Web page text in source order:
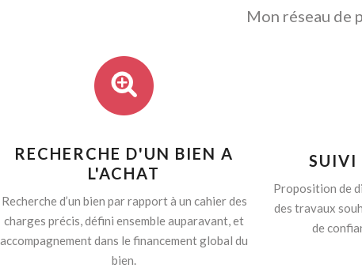
Mon réseau de
RECHERCHE D'UN BIEN A
L'ACHAT
Recherche d’un bien par rapport à un cahier des
charges précis, défini ensemble auparavant, et
accompagnement dans le financement global du
bien.
SUIVI
Proposition de
des travaux
de